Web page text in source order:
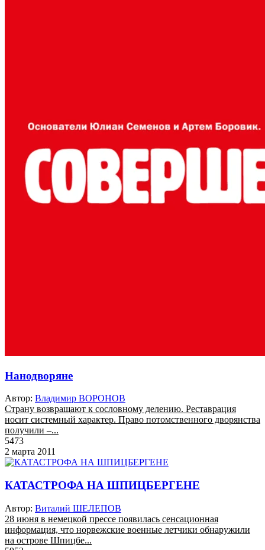
Нанодворяне
Автор: Владимир ВОРОНОВ
Страну возвращают к сословному делению. Реставрация
носит системный характер. Право потомственного дворянства
получили –...
5473
2 марта 2011
КАТАСТРОФА НА ШПИЦБЕРГЕНЕ
Автор: Виталий ШЕЛЕПОВ
28 июня в немецкой прессе появилась сенсационная
информация, что норвежские военные летчики обнаружили
на острове Шпицбе...